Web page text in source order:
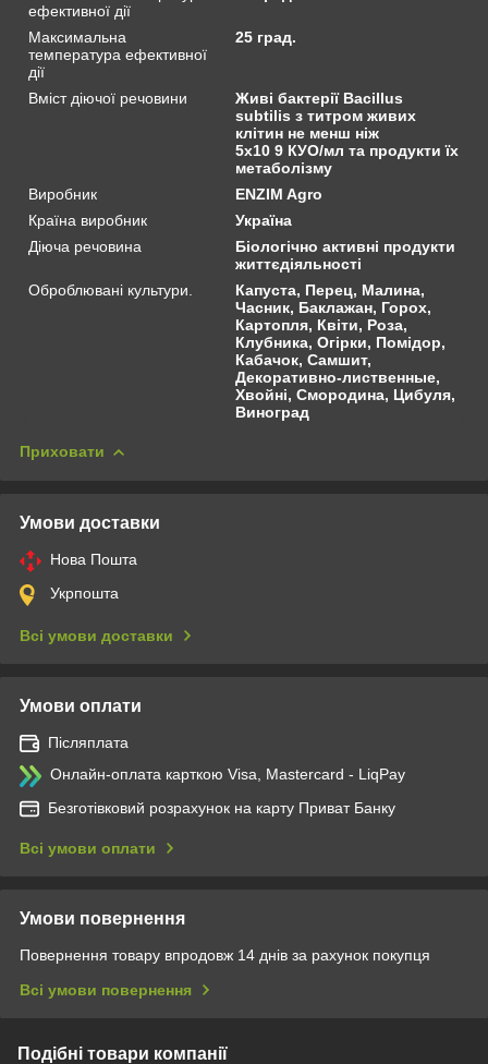
ефективної дії
Максимальна
температура ефективної
дії
25 град.
Вміст діючої речовини
Живі бактерії Bacillus
subtilis з титром живих
клітин не менш ніж
5х10 9 КУО/мл та продукти їх
метаболізму
Виробник
ENZIM Agro
Країна виробник
Україна
Діюча речовина
Біологічно активні продукти
життєдіяльності
Оброблювані культури.
Капуста, Перец, Малина,
Часник, Баклажан, Горох,
Картопля, Квіти, Роза,
Клубника, Огірки, Помідор,
Кабачок, Самшит,
Декоративно-лиственные,
Хвойні, Смородина, Цибуля,
Виноград
Приховати
Умови доставки
Нова Пошта
Укрпошта
Всі умови доставки
Умови оплати
Післяплата
Онлайн-оплата карткою Visa, Mastercard - LiqPay
Безготівковий розрахунок на карту Приват Банку
Всі умови оплати
Умови повернення
Повернення товару впродовж 14 днів за рахунок покупця
Всі умови повернення
Подібні товари компанії